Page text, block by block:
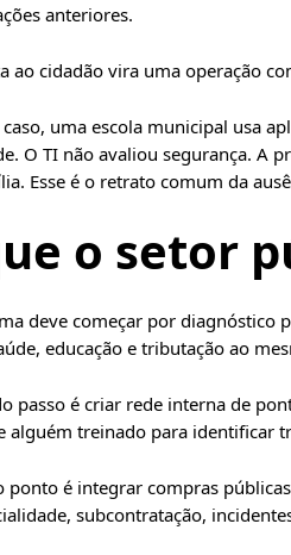
anteriores.
ao cidadão vira uma operação
uma escola municipal usa
O TI não avaliou segurança. A
Esse é o retrato comum da
o setor
deve começar por diagnóstico
educação e tributação ao
passo é criar rede interna de
alguém treinado para identificar
ponto é integrar compras
subcontratação,